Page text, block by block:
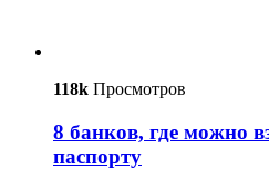
118k Просмотров
8 банков, где можно
паспорту